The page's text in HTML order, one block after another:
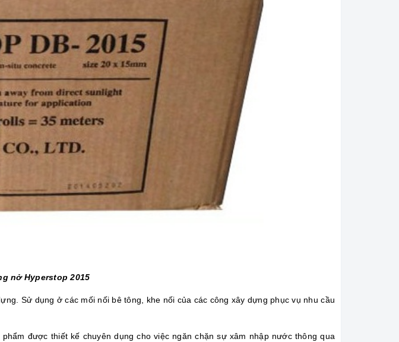
nở Hyperstop 2015
Sử dụng ở các mối nối bê tông, khe nối của các công xây dựng phục vụ nhu cầu
được thiết kế chuyên dụng cho việc ngăn chặn sự xâm nhập nước thông qua